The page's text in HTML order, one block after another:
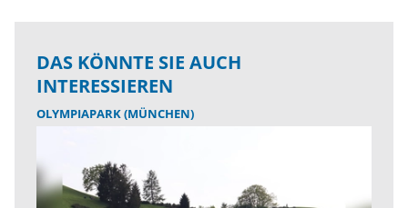
DAS KÖNNTE SIE AUCH
INTERESSIEREN
OLYMPIAPARK (MÜNCHEN)